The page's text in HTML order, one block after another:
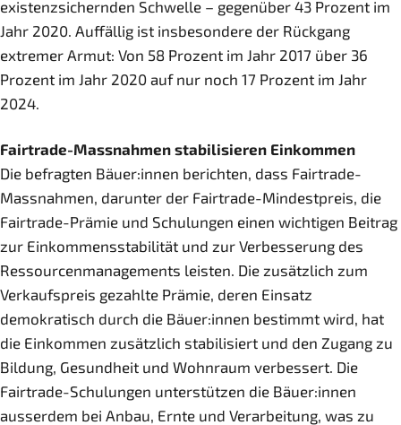
existenzsichernden Schwelle – gegenüber 43 Prozent im
Jahr 2020. Auffällig ist insbesondere der Rückgang
extremer Armut: Von 58 Prozent im Jahr 2017 über 36
Prozent im Jahr 2020 auf nur noch 17 Prozent im Jahr
2024.
Fairtrade-Massnahmen stabilisieren Einkommen
Die befragten Bäuer:innen berichten, dass Fairtrade-
Massnahmen, darunter der Fairtrade-Mindestpreis, die
Fairtrade-Prämie und Schulungen einen wichtigen Beitrag
zur Einkommensstabilität und zur Verbesserung des
Ressourcenmanagements leisten. Die zusätzlich zum
Verkaufspreis gezahlte Prämie, deren Einsatz
demokratisch durch die Bäuer:innen bestimmt wird, hat
die Einkommen zusätzlich stabilisiert und den Zugang zu
Bildung, Gesundheit und Wohnraum verbessert. Die
Fairtrade-Schulungen unterstützen die Bäuer:innen
ausserdem bei Anbau, Ernte und Verarbeitung, was zu